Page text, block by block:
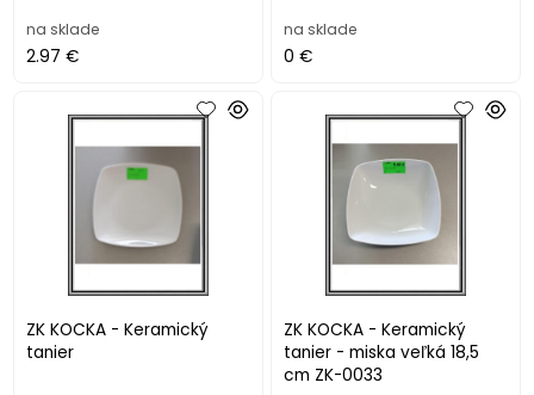
na sklade
2.97 €
na sklade
0 €
ZK KOCKA - Keramický
tanier
ZK KOCKA - Keramický
tanier - miska veľká 18,5
cm ZK-0033